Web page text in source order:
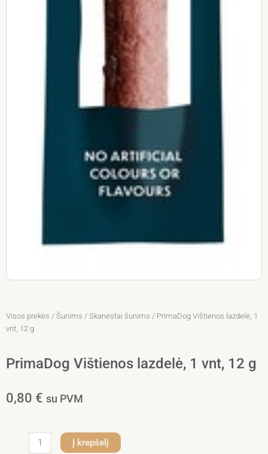
Visos prekės / Šunims / Skanėstai šunims / PrimaDog Vištienos lazdelė, 1
vnt, 12 g
PrimaDog Vištienos lazdelė, 1 vnt, 12 g
0,80 € su PVM
produkto
Į krepšelį